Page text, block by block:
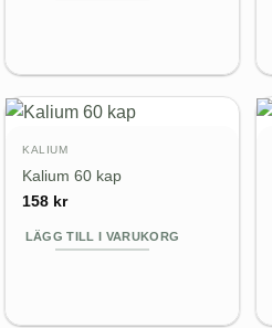
KALIUM
Kalium 60 kap
158 kr
LÄGG TILL I VARUKORG